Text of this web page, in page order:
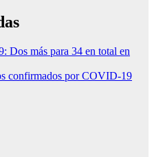
Dos más para 34 en total en
confirmados por COVID-19